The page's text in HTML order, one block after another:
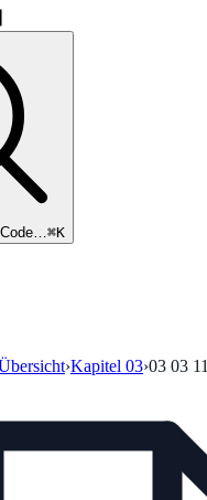
Code…⌘K
›Kapitel 03›03 03 11